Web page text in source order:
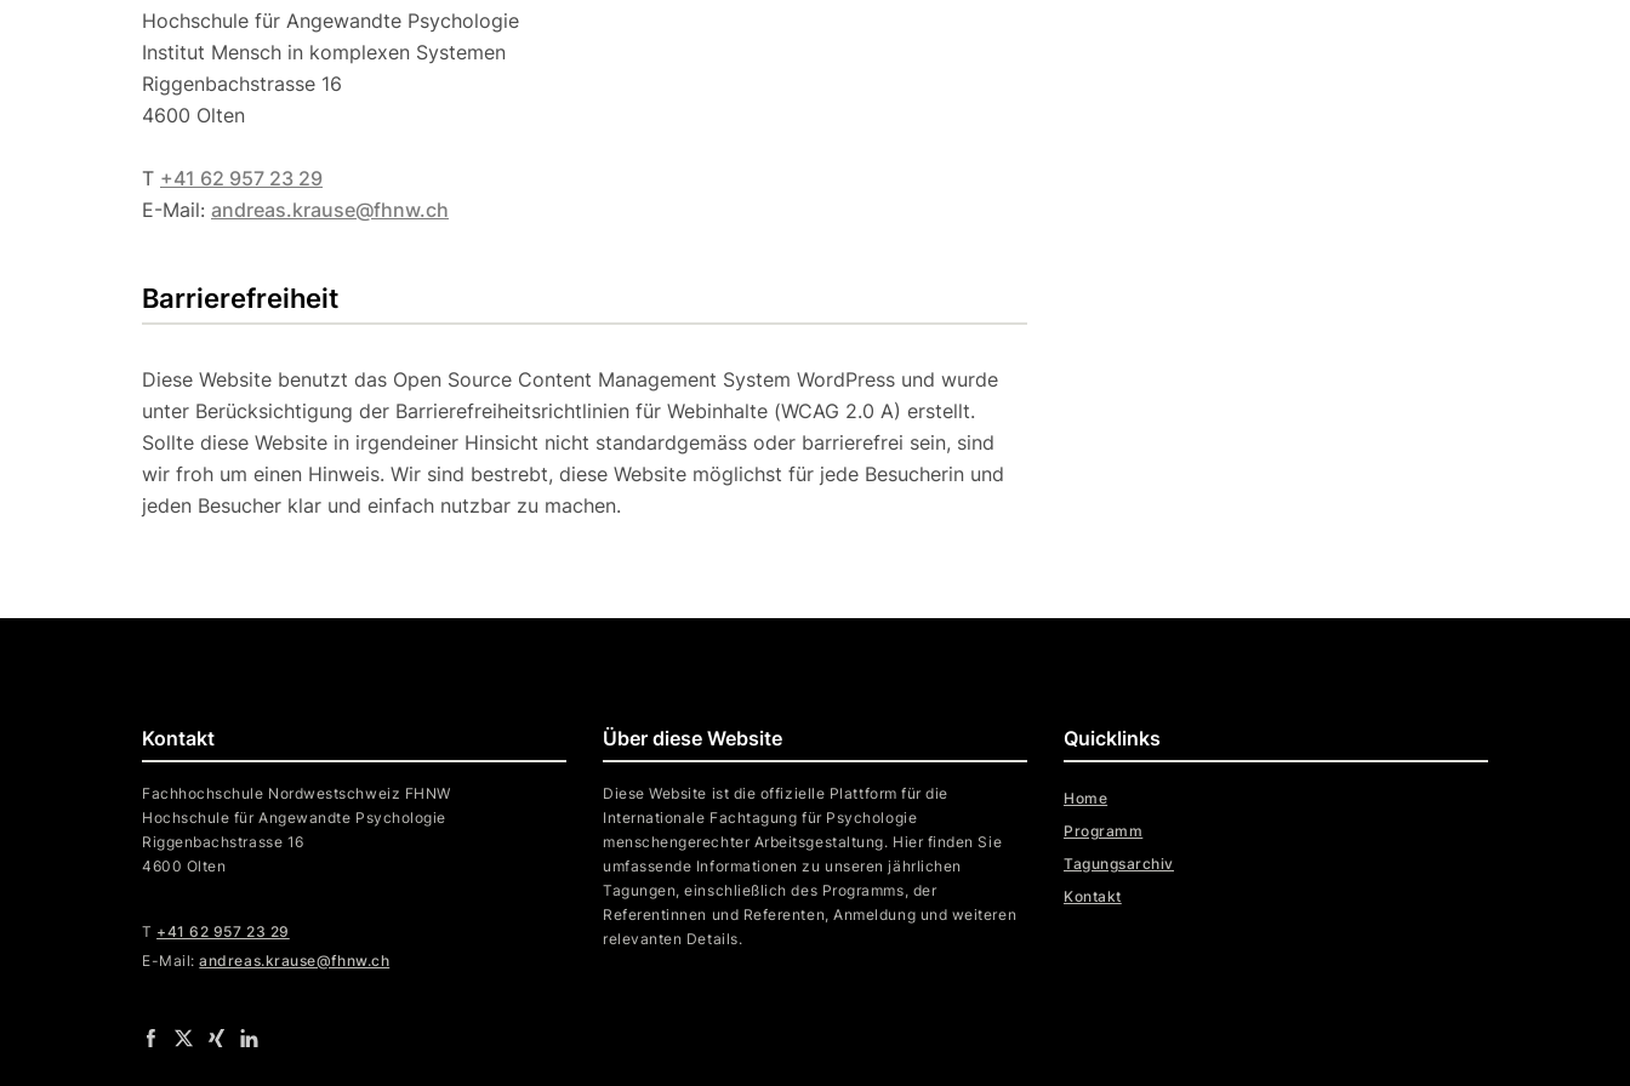
Hochschule für Angewandte Psychologie
Institut Mensch in komplexen Systemen
Riggenbachstrasse 16
4600 Olten
T +41 62 957 23 29
E-Mail: andreas.krause@fhnw.ch
Barrierefreiheit
Diese Website benutzt das Open Source Content Management System WordPress und wurde
unter Berücksichtigung der Barrierefreiheitsrichtlinien für Webinhalte (WCAG 2.0 A) erstellt.
Sollte diese Website in irgendeiner Hinsicht nicht standardgemäss oder barrierefrei sein, sind
wir froh um einen Hinweis. Wir sind bestrebt, diese Website möglichst für jede Besucherin und
jeden Besucher klar und einfach nutzbar zu machen.
Kontakt
Fachhochschule Nordwestschweiz FHNW
Hochschule für Angewandte Psychologie
Riggenbachstrasse 16
4600 Olten
T +41 62 957 23 29
E-Mail:andreas.krause@fhnw.ch
Über diese Website
Diese Website ist die offizielle Plattform für die
Internationale Fachtagung für Psychologie
menschengerechter Arbeitsgestaltung. Hier finden Sie
umfassende Informationen zu unseren jährlichen
Tagungen, einschließlich des Programms, der
Referentinnen und Referenten, Anmeldung und weiteren
relevanten Details.
Quicklinks
Home
Programm
Tagungsarchiv
Kontakt